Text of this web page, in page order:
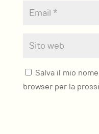
Salva il mio
browser per la